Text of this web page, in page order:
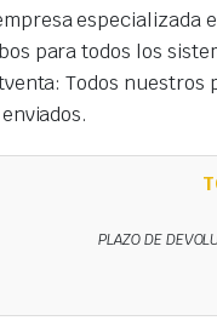
especializada
para todos los
Todos nuestros
PLAZO DE